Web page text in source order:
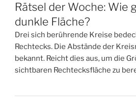
Rätsel der Woche: Wie
dunkle Fläche?
Drei sich berührende Kreise
Rechtecks. Die Abstände der
bekannt. Reicht dies aus, um die
sichtbaren Rechtecksfläche zu